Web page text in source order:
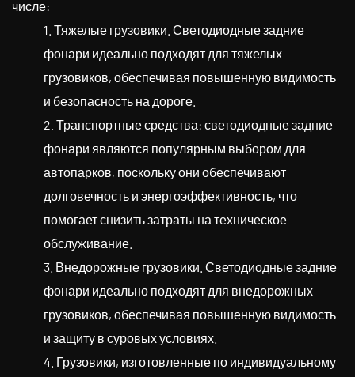
числе:
1. Тяжелые грузовики. Светодиодные задние
фонари идеально подходят для тяжелых
грузовиков, обеспечивая повышенную видимость
и безопасность на дороге.
2. Транспортные средства: светодиодные задние
фонари являются популярным выбором для
автопарков, поскольку они обеспечивают
долговечность и энергоэффективность, что
помогает снизить затраты на техническое
обслуживание.
3. Внедорожные грузовики. Светодиодные задние
фонари идеально подходят для внедорожных
грузовиков, обеспечивая повышенную видимость
и защиту в суровых условиях.
4. Грузовики, изготовленные по индивидуальному